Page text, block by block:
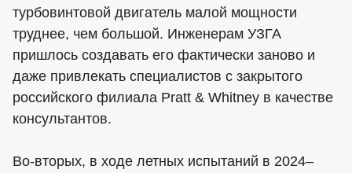
турбовинтовой двигатель малой мощности
труднее, чем большой. Инженерам УЗГА
пришлось создавать его фактически заново и
даже привлекать специалистов с закрытого
российского филиала Pratt & Whitney в качестве
консультантов.
Во-вторых, в ходе летных испытаний в 2024–